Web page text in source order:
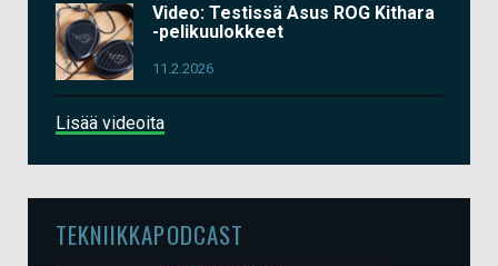
Video: Testissä Asus ROG Kithara
-pelikuulokkeet
11.2.2026
Lisää videoita
TEKNIIKKAPODCAST